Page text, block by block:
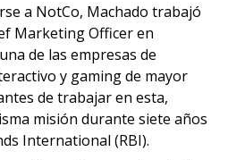
a NotCo, Machado trabajó
Marketing Officer en
de las empresas de
y gaming de mayor
de trabajar en esta,
misión durante siete años
International (RBI).